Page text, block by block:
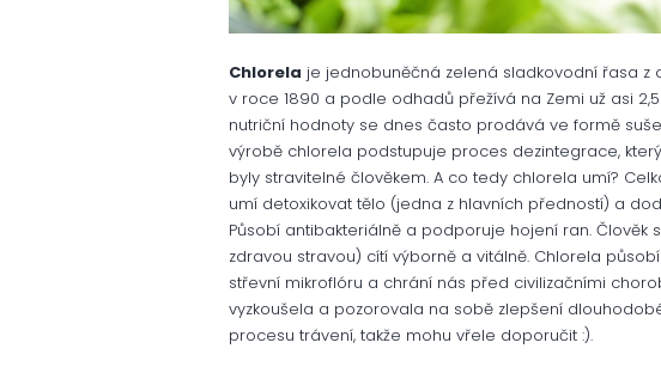
Chlorela je jednobuněčná zelená sladkovodní řasa z
v roce 1890 a podle odhadů přežívá na Zemi už asi
nutriční hodnoty se dnes často prodává ve formě
výrobě chlorela podstupuje proces dezintegrace,
byly stravitelné člověkem. A co tedy chlorela umí?
umí detoxikovat tělo (jedna z hlavních předností) a
Působí antibakteriálně a podporuje hojení ran. Člověk
zdravou stravou) cítí výborně a vitálně. Chlorela
střevní mikroflóru a chrání nás před civilizačními
vyzkoušela a pozorovala na sobě zlepšení
procesu trávení, takže mohu vřele doporučit :).